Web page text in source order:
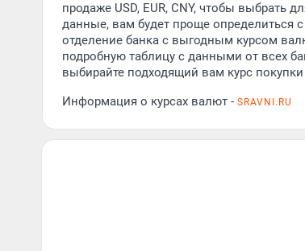
продаже USD, EUR, CNY, чтобы выбрать
данные, вам будет проще определиться
отделение банка с выгодным курсом
подробную таблицу с данными от всех
выбирайте подходящий вам курс
Информация о курсах валют - SRAVNI.RU